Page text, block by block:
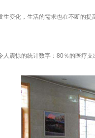
化，生活的需求也在不断的提
惊的统计数字：80％的医疗支